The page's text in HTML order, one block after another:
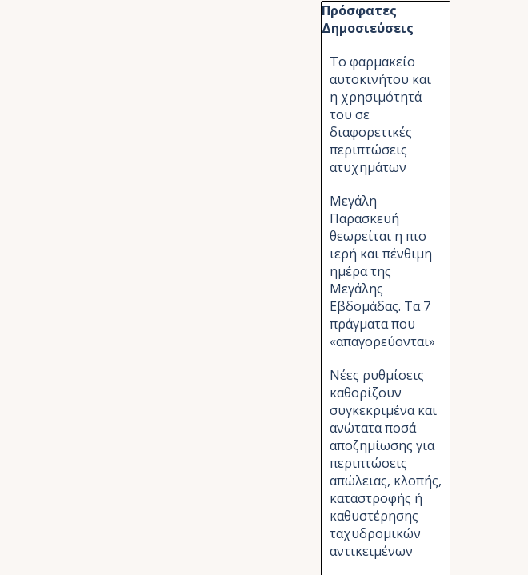
Παράλειψη μπλόκ Πρόσφατες
Πρόσφατες
Δημοσιεύσεις
Το φαρμακείο
αυτοκινήτου και
η χρησιμότητά
του σε
διαφορετικές
περιπτώσεις
ατυχημάτων
Μεγάλη
Παρασκευή
θεωρείται η πιο
ιερή και πένθιμη
ημέρα της
Μεγάλης
Εβδομάδας. Τα 7
πράγματα που
«απαγορεύονται»
Νέες ρυθμίσεις
καθορίζουν
συγκεκριμένα και
ανώτατα ποσά
αποζημίωσης για
περιπτώσεις
απώλειας, κλοπής,
καταστροφής ή
καθυστέρησης
ταχυδρομικών
αντικειμένων